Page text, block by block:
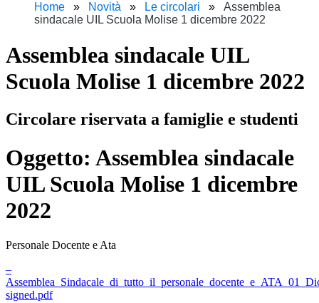
Home Novità Le circolari
Assemblea
sindacale UIL Scuola Molise 1 dicembre 2022
Assemblea sindacale UIL
Scuola Molise 1 dicembre 2022
Circolare riservata a famiglie e studenti
Oggetto: Assemblea sindacale
UIL Scuola Molise 1 dicembre
2022
Personale Docente e Ata
–
signed.pdf